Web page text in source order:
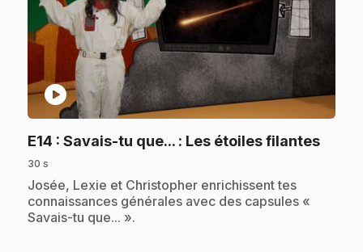
play_circle
E14 : Savais-tu que... : Les étoiles filantes.
30 s
.Josée, Lexie et Christopher enrichissent tes
connaissances générales avec des capsules «
Savais-tu que... ».